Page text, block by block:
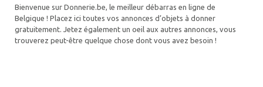
Bienvenue sur Donnerie.be, le meilleur débarras en ligne de
Belgique ! Placez ici toutes vos annonces d’objets à donner
gratuitement. Jetez également un oeil aux autres annonces, vous
trouverez peut-être quelque chose dont vous avez besoin !